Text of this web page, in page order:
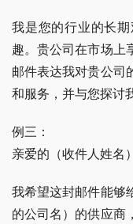
我是您的行业的长
趣。贵公司在市场上
邮件表达我对贵公司
和服务，并与您探讨
例三：
亲爱的（收件人姓名
我希望这封邮件能够
的公司名）的供应商